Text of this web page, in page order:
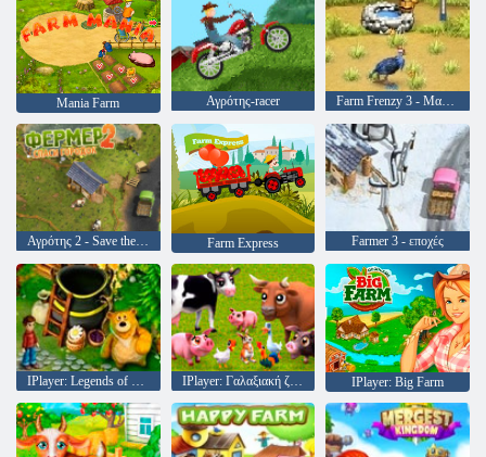
Mania Farm Αγρότης-racer Farm Frenzy 3 - Μαδαγασκάρη
Αγρότης 2 - Save the Village Farm Express Farmer 3 - εποχές
IPlayer: Legends of Dreams IPlayer: Γαλαξιακή ζωής IPlayer: Big Farm